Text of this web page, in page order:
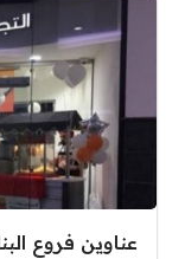
عناوين فروع